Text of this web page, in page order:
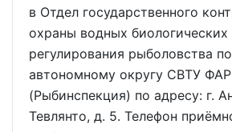
в Отдел государственного
охраны водных биологических
регулирования рыболовства
автономному округу СВТУ ФАР
(Рыбинспекция) по адресу: г.
Тевлянто, д. 5. Телефон